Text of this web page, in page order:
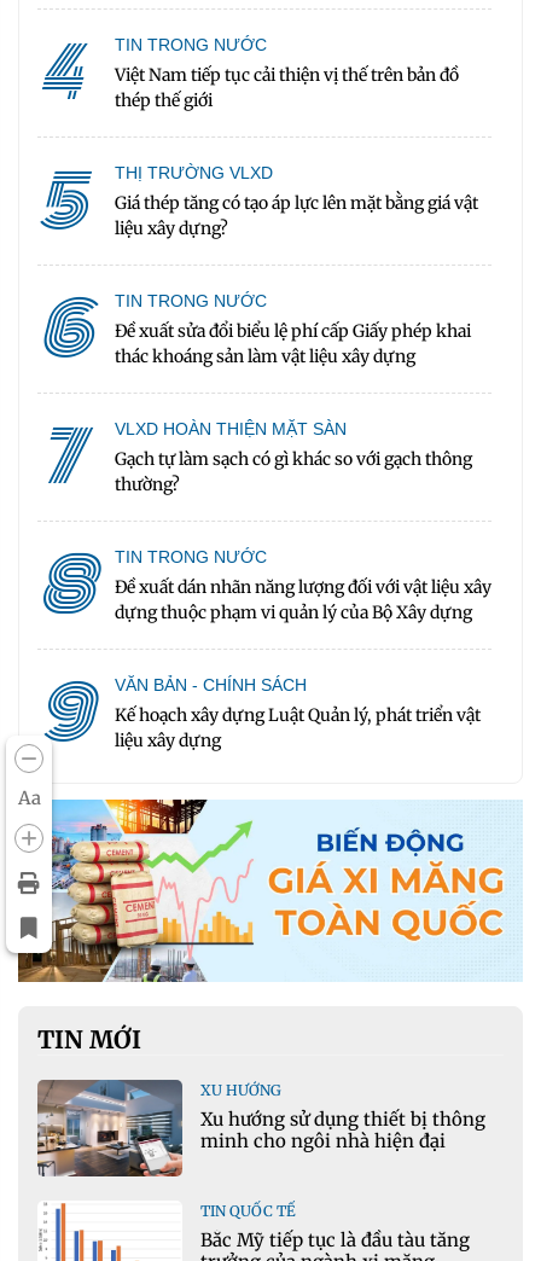
Aa
4 TIN TRONG NƯỚC
Việt Nam tiếp tục cải thiện vị thế trên bản đồ
thép thế giới
5 THỊ TRƯỜNG VLXD
Giá thép tăng có tạo áp lực lên mặt bằng giá vật
liệu xây dựng?
6 TIN TRONG NƯỚC
Đề xuất sửa đổi biểu lệ phí cấp Giấy phép khai
thác khoáng sản làm vật liệu xây dựng
7 VLXD HOÀN THIỆN MẶT SÀN
Gạch tự làm sạch có gì khác so với gạch thông
thường?
8 TIN TRONG NƯỚC
Đề xuất dán nhãn năng lượng đối với vật liệu xây
dựng thuộc phạm vi quản lý của Bộ Xây dựng
9 VĂN BẢN - CHÍNH SÁCH
Kế hoạch xây dựng Luật Quản lý, phát triển vật
liệu xây dựng
TIN MỚI
XU HƯỚNG
Xu hướng sử dụng thiết bị thông
minh cho ngôi nhà hiện đại
TIN QUỐC TẾ
Bắc Mỹ tiếp tục là đầu tàu tăng